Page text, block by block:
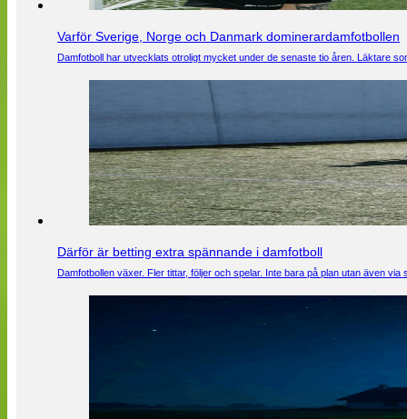
Varför Sverige, Norge och Danmark dominerardamfotbollen
Damfotboll har utvecklats otroligt mycket under de senaste tio åren. Läktare
Därför är betting extra spännande i damfotboll
Damfotbollen växer. Fler tittar, följer och spelar. Inte bara på plan utan även